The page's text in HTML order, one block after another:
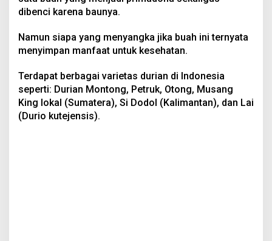
dibenci karena baunya.
Namun siapa yang menyangka jika buah ini ternyata
menyimpan manfaat untuk kesehatan.
Terdapat berbagai varietas durian di Indonesia
seperti: Durian Montong, Petruk, Otong, Musang
King lokal (Sumatera), Si Dodol (Kalimantan), dan Lai
(Durio kutejensis).